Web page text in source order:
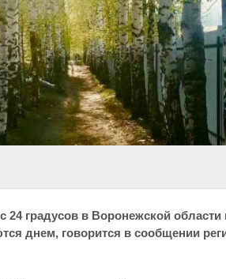
24 градусов в Воронежской
днем, говорится в сообщении